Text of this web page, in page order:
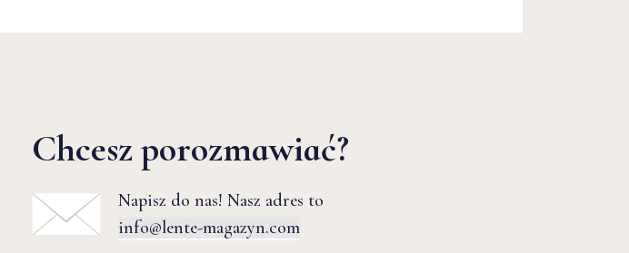
Chcesz porozmawiać?
Napisz do nas! Nasz adres to
info@lente-magazyn.com